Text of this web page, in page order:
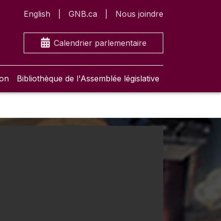
English GNB.ca Nous joindre
Calendrier parlementaire
Bibliothèque de l'Assemblée législative